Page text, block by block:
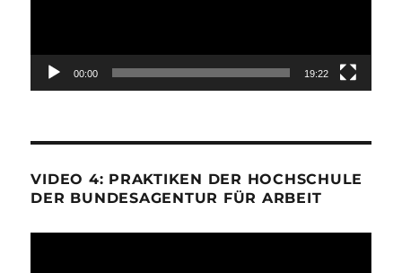
00:00 19:22
VIDEO 4: PRAKTIKEN DER HOCHSCHULE
DER BUNDESAGENTUR FÜR ARBEIT